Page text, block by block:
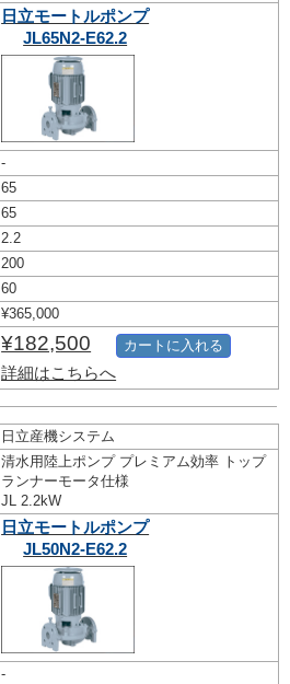
日立モートルポンプ
JL65N2-E62.2
-
65
65
2.2
200
60
¥365,000
¥182,500
詳細はこちらへ
カートに入れる
日立産機システム
清水用陸上ポンプ プレミアム効率 トップ
ランナーモータ仕様
JL 2.2kW
日立モートルポンプ
JL50N2-E62.2
-